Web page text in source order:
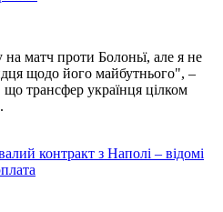
матч проти Болоньї, але я не
щодо його майбутнього", –
що трансфер українця цілком
контракт з Наполі – відомі